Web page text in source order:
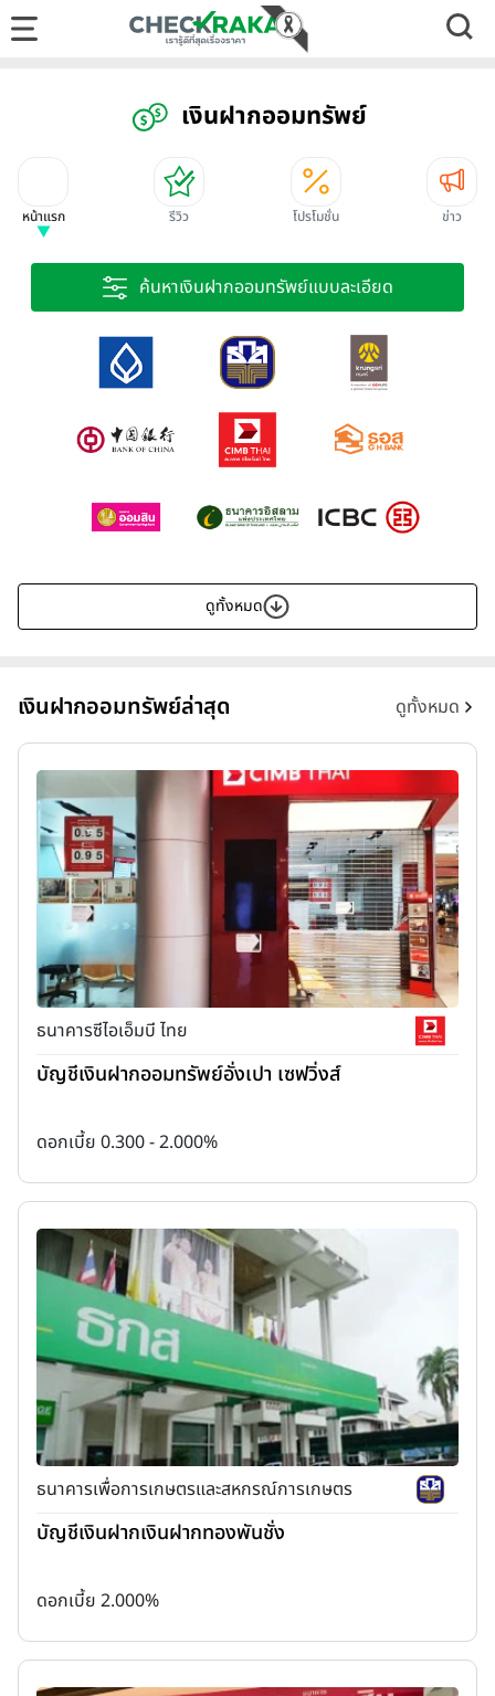
เงินฝากออมทรัพย์
หน้าแรก รีวิว โปรโมชั่น ข่าว
ค้นหาเงินฝากออมทรัพย์แบบละเอียด
ดูทั้งหมด
เงินฝากออมทรัพย์ล่าสุด ดูทั้งหมด
ธนาคารซีไอเอ็มบี ไทย
บัญชีเงินฝากออมทรัพย์อั่งเปา เซฟวิ่งส์
ดอกเบี้ย 0.300 - 2.000%
ธนาคารเพื่อการเกษตรและสหกรณ์การเกษตร
บัญชีเงินฝากเงินฝากทองพันชั่ง
ดอกเบี้ย 2.000%